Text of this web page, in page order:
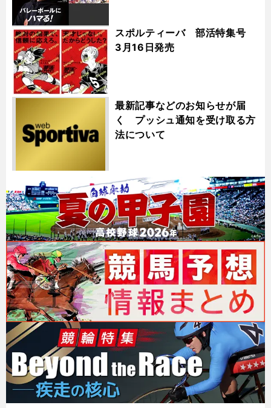
スポルティーバ 部活特集号
3月16日発売
最新記事などのお知らせが届
く プッシュ通知を受け取る方
法について